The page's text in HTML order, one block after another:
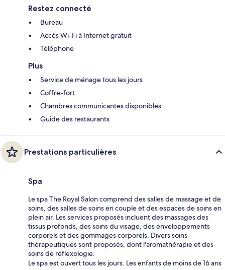
Restez connecté
Bureau
Accès Wi-Fi à Internet gratuit
Téléphone
Plus
Service de ménage tous les jours
Coffre-fort
Chambres communicantes disponibles
Guide des restaurants
Prestations particulières
Spa
Le spa The Royal Salon comprend des salles de massage et de
soins, des salles de soins en couple et des espaces de soins en
plein air. Les services proposés incluent des massages des
tissus profonds, des soins du visage, des enveloppements
corporels et des gommages corporels. Divers soins
thérapeutiques sont proposés, dont l'aromathérapie et des
soins de réflexologie.
Le spa est ouvert tous les jours. Les enfants de moins de 16 ans